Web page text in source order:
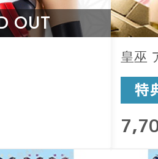
OUT
皇巫